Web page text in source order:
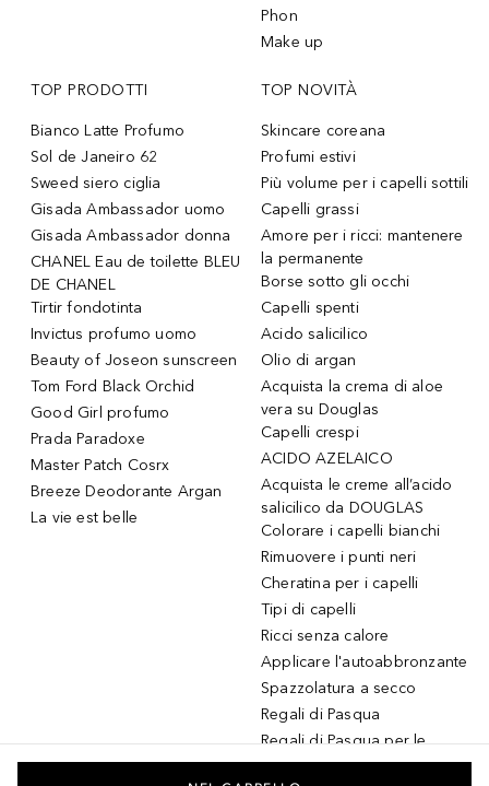
Phon
Make up
TOP PRODOTTI
Bianco Latte Profumo
Sol de Janeiro 62
Sweed siero ciglia
Gisada Ambassador uomo
Gisada Ambassador donna
CHANEL Eau de toilette BLEU
DE CHANEL
Tirtir fondotinta
Invictus profumo uomo
Beauty of Joseon sunscreen
Tom Ford Black Orchid
Good Girl profumo
Prada Paradoxe
Master Patch Cosrx
Breeze Deodorante Argan
La vie est belle
TOP NOVITÀ
Skincare coreana
Profumi estivi
Più volume per i capelli sottili
Capelli grassi
Amore per i ricci: mantenere
la permanente
Borse sotto gli occhi
Capelli spenti
Acido salicilico
Olio di argan
Acquista la crema di aloe
vera su Douglas
Capelli crespi
ACIDO AZELAICO
Acquista le creme all’acido
salicilico da DOUGLAS
Colorare i capelli bianchi
Rimuovere i punti neri
Cheratina per i capelli
Tipi di capelli
Ricci senza calore
Applicare l'autoabbronzante
Spazzolatura a secco
Regali di Pasqua
Regali di Pasqua per le
donne